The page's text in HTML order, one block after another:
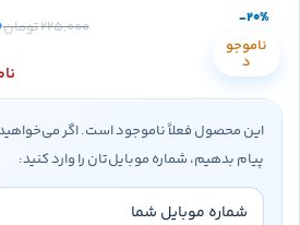
-20%
ناموجو
د
225,000تومان
این محصول فعلاً ناموجود است. اگر
پیام بدهیم، شماره موبایل‌تان را وارد کنید: